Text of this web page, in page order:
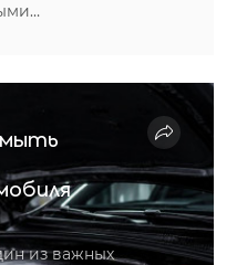
из важных